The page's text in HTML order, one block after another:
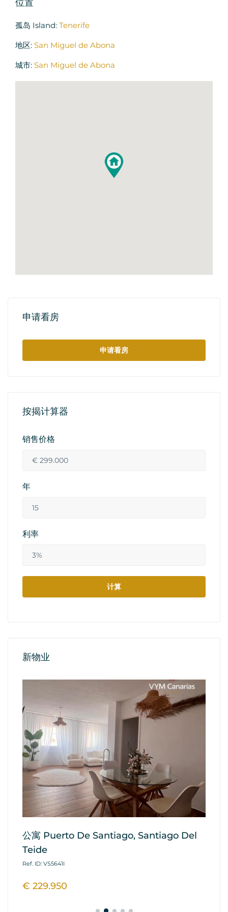
位置
孤岛 Island: Tenerife
地区: San Miguel de Abona
城市: San Miguel de Abona
申请看房
申请看房
按揭计算器
销售价格
年
利率
新物业
公寓 Puerto De Santiago, Santiago Del
Teide
Ref. ID: VS5641I
€ 229.950